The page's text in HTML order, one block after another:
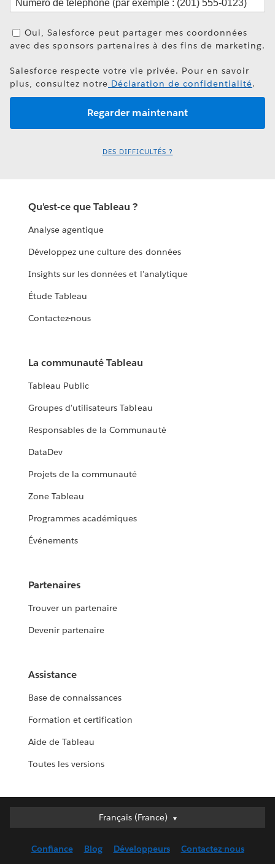
Oui, Salesforce peut partager mes coordonnées
avec des sponsors partenaires à des fins de marketing.
Salesforce respecte votre vie privée. Pour en savoir
plus, consultez notre Déclaration de confidentialité.
DES DIFFICULTÉS ?
Qu'est-ce que Tableau ?
Analyse agentique
Développez une culture des données
Insights sur les données et l'analytique
Étude Tableau
Contactez-nous
La communauté Tableau
Tableau Public
Groupes d'utilisateurs Tableau
Responsables de la Communauté
DataDev
Projets de la communauté
Zone Tableau
Programmes académiques
Événements
Partenaires
Trouver un partenaire
Devenir partenaire
Assistance
Base de connaissances
Formation et certification
Aide de Tableau
Toutes les versions
Français (France)
Français (France)
English (UK)
Confiance Blog Développeurs Contactez-nous